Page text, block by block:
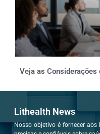
Veja as Considerações
Lithealth News
Nosso objetivo é fornecer aos